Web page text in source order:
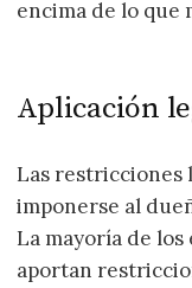
encima de lo que
Aplicación
Las restricciones
imponerse al
La mayoría de los
aportan